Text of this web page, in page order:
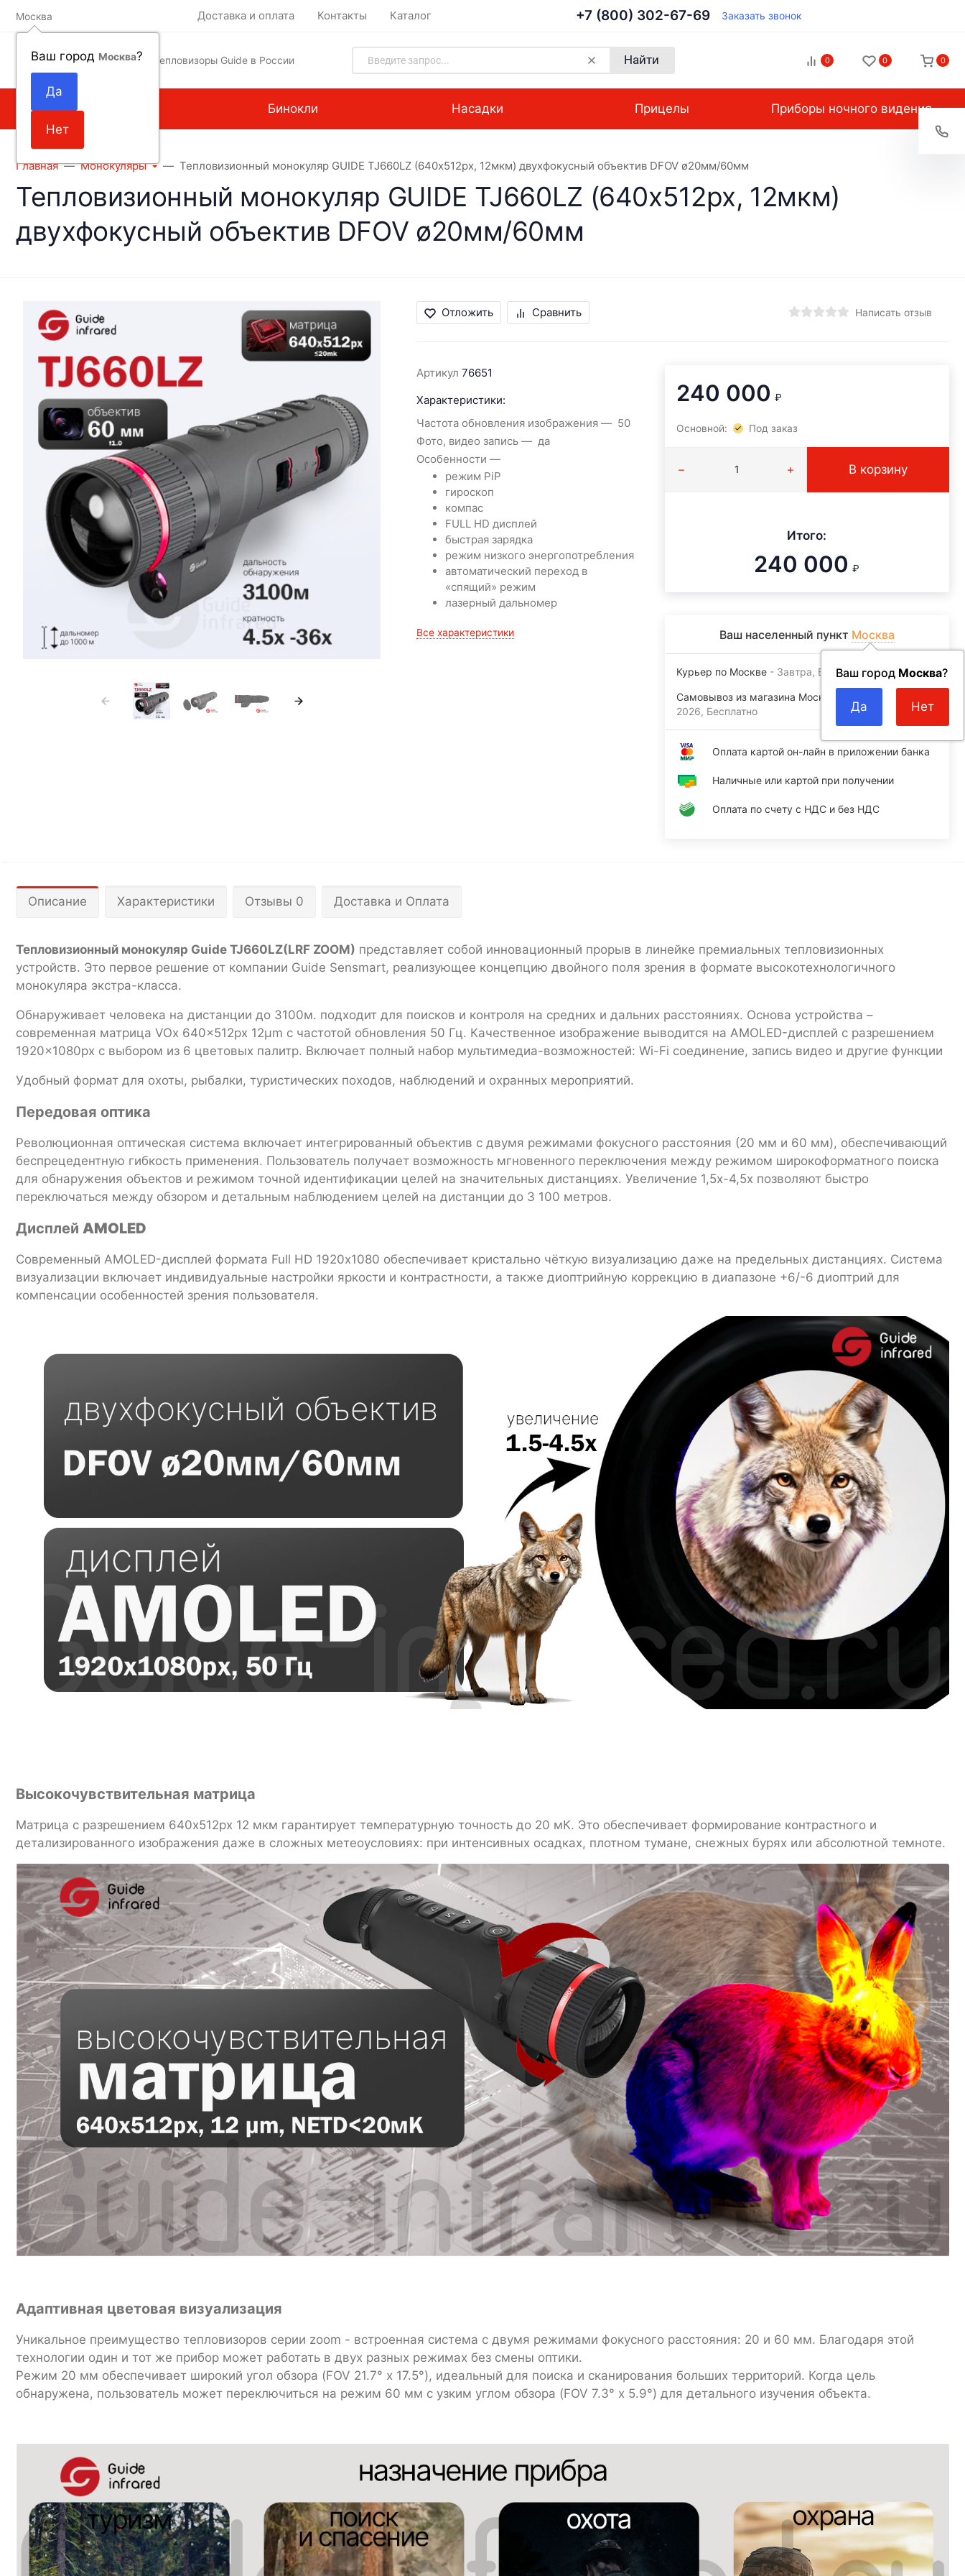
Москва
Ваш город Москва?
Доставка и оплата Контакты Каталог +7 (800) 302-67-69 Заказать звонок
Тепловизоры Guide в России Найти 0 0 0
Монокуляры Бинокли Насадки Прицелы Приборы ночного видения
Главная Монокуляры Тепловизионный монокуляр GUIDE TJ660LZ (640х512px, 12мкм) двухфокусный объектив DFOV ø20мм/60мм
Тепловизионный монокуляр GUIDE TJ660LZ (640х512px, 12мкм)
двухфокусный объектив DFOV ø20мм/60мм
Отложить Сравнить Написать отзыв
Артикул 76651
Характеристики:
Частота обновления изображения
50
Фото, видео запись
да
Особенности
режим PiP
гироскоп
компас
FULL HD дисплей
быстрая зарядка
режим низкого энергопотребления
автоматический переход в
«спящий» режим
лазерный дальномер
Все характеристики
240 000 ₽
Основной: Под заказ
В корзину
Итого:
240 000 ₽
Ваш населенный пункт Москва
Ваш город Москва?
Курьер по Москве Завтра Бесплатно
Самовывоз из магазина Москва м.ВДНХ
2026 Бесплатно
Оплата картой он-лайн в приложении банка
Наличные или картой при получении
Оплата по счету с НДС и без НДС
Описание Характеристики Отзывы 0 Доставка и Оплата
Тепловизионный монокуляр Guide TJ660LZ(LRF ZOOM) представляет собой инновационный прорыв в линейке премиальных тепловизионных
устройств. Это первое решение от компании Guide Sensmart, реализующее концепцию двойного поля зрения в формате высокотехнологичного
монокуляра экстра-класса.
Обнаруживает человека на дистанции до 3100м. подходит для поисков и контроля на средних и дальних расстояниях. Основа устройства –
современная матрица VOx 640×512px 12μm с частотой обновления 50 Гц. Качественное изображение выводится на AMOLED-дисплей с разрешением
1920×1080px с выбором из 6 цветовых палитр. Включает полный набор мультимедиа-возможностей: Wi-Fi соединение, запись видео и другие функции
Удобный формат для охоты, рыбалки, туристических походов, наблюдений и охранных мероприятий.
Передовая оптика
Революционная оптическая система включает интегрированный объектив с двумя режимами фокусного расстояния (20 мм и 60 мм), обеспечивающий
беспрецедентную гибкость применения. Пользователь получает возможность мгновенного переключения между режимом широкоформатного поиска
для обнаружения объектов и режимом точной идентификации целей на значительных дистанциях. Увеличение 1,5х-4,5х позволяют быстро
переключаться между обзором и детальным наблюдением целей на дистанции до 3 100 метров.
Дисплей AMOLED
Современный AMOLED-дисплей формата Full HD 1920х1080 обеспечивает кристально чёткую визуализацию даже на предельных дистанциях. Система
визуализации включает индивидуальные настройки яркости и контрастности, а также диоптрийную коррекцию в диапазоне +6/-6 диоптрий для
компенсации особенностей зрения пользователя.
Высокочувствительная матрица
Матрица с разрешением 640x512px 12 мкм гарантирует температурную точность до 20 мК. Это обеспечивает формирование контрастного и
детализированного изображения даже в сложных метеоусловиях: при интенсивных осадках, плотном тумане, снежных бурях или абсолютной темноте.
Адаптивная цветовая визуализация
Уникальное преимущество тепловизоров серии zoom - встроенная система с двумя режимами фокусного расстояния: 20 и 60 мм. Благодаря этой
технологии один и тот же прибор может работать в двух разных режимах без смены оптики.
Режим 20 мм обеспечивает широкий угол обзора (FOV 21.7° x 17.5°), идеальный для поиска и сканирования больших территорий. Когда цель
обнаружена, пользователь может переключиться на режим 60 мм с узким углом обзора (FOV 7.3° x 5.9°) для детального изучения объекта.